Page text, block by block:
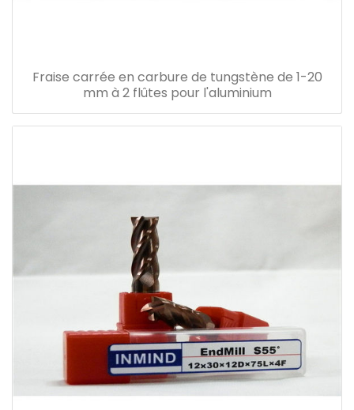
Fraise carrée en carbure de tungstène de 1-20
mm à 2 flûtes pour l'aluminium